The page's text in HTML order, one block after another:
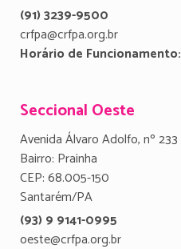
(91) 3239-9500
crfpa@crfpa.org.br
Horário de Funcionamento:
Seccional Oeste
Avenida Álvaro Adolfo, nº 233
Bairro: Prainha
CEP: 68.005-150
Santarém/PA
(93) 9 9141-0995
oeste@crfpa.org.br